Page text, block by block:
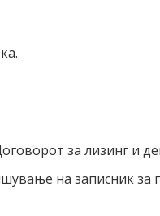
за лизинг и
на записник за